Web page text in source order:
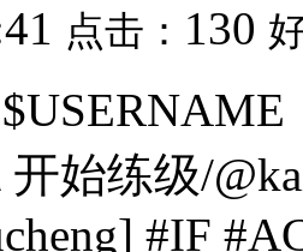
点击： 130
始练级/
#IF